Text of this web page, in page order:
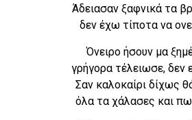
Άδειασαν ξαφνικά τα
δεν έχω τίποτα να
Όνειρο ήσουν μα
γρήγορα τέλειωσε, δεν
Σαν καλοκαίρι δίχως
όλα τα χάλασες και